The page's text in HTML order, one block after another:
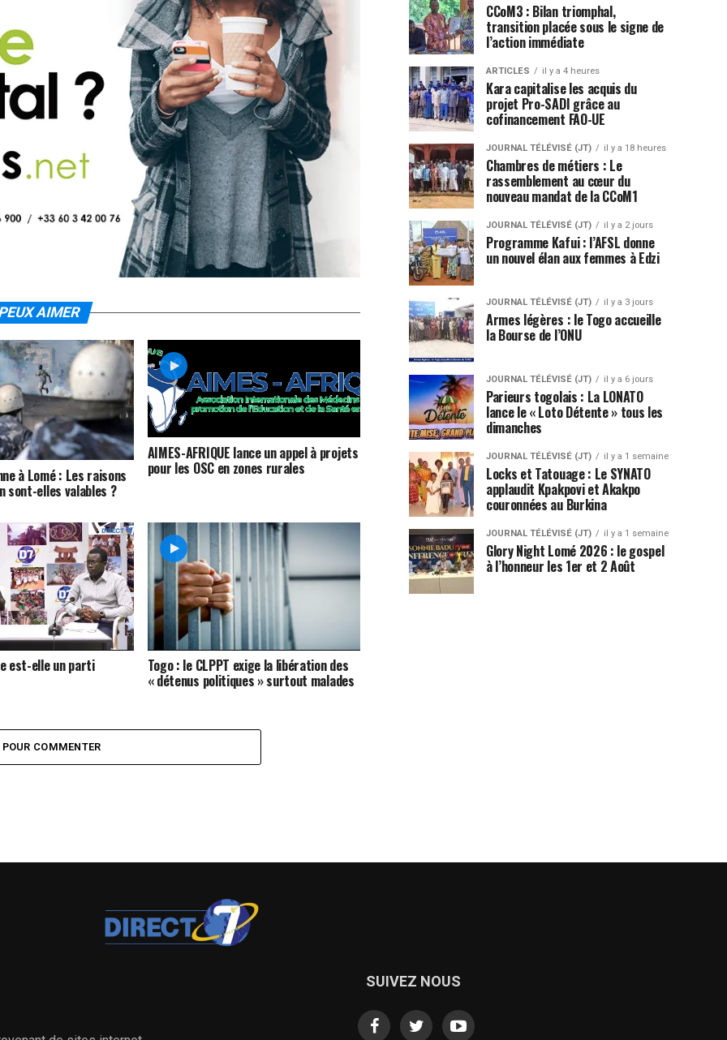
AIMER
à Lomé : Les raisons
sont-elles valables ?
AIMES-AFRIQUE lance un appel à projets
pour les OSC en zones rurales
est-elle un parti Togo : le CLPPT exige la libération des
« détenus politiques » surtout malades
COMMENTER
CCoM3 : Bilan triomphal,
transition placée sous le signe de
l’action immédiate
ARTICLES il y a 4 heures
Kara capitalise les acquis du
projet Pro-SADI grâce au
cofinancement FAO-UE
JOURNAL TÉLÉVISÉ (JT) il y a 18 heures
Chambres de métiers : Le
rassemblement au cœur du
nouveau mandat de la CCoM1
JOURNAL TÉLÉVISÉ (JT) il y a 2 jours
Programme Kafui : l’AFSL donne
un nouvel élan aux femmes à Edzi
JOURNAL TÉLÉVISÉ (JT) il y a 3 jours
Armes légères : le Togo accueille
la Bourse de l’ONU
JOURNAL TÉLÉVISÉ (JT) il y a 6 jours
Parieurs togolais : La LONATO
lance le « Loto Détente » tous les
dimanches
JOURNAL TÉLÉVISÉ (JT) il y a 1 semaine
Locks et Tatouage : Le SYNATO
applaudit Kpakpovi et Akakpo
couronnées au Burkina
JOURNAL TÉLÉVISÉ (JT) il y a 1 semaine
Glory Night Lomé 2026 : le gospel
à l’honneur les 1er et 2 Août
SUIVEZ NOUS